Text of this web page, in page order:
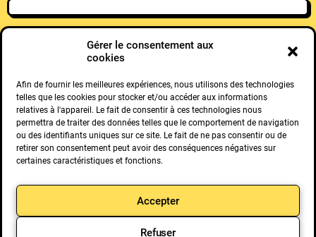
Gérer le consentement aux
cookies
Afin de fournir les meilleures expériences, nous utilisons des technologies
telles que les cookies pour stocker et/ou accéder aux informations
relatives à l'appareil. Le fait de consentir à ces technologies nous
permettra de traiter des données telles que le comportement de navigation
ou des identifiants uniques sur ce site. Le fait de ne pas consentir ou de
retirer son consentement peut avoir des conséquences négatives sur
certaines caractéristiques et fonctions.
Accepter
Refuser
Adresse de Bayonne
28 Rue Lormand,
64100 Bayonne
Adresse de Pau :
4 Rue Serviez,
Retrouvez toutes nos solutions :
Mathia